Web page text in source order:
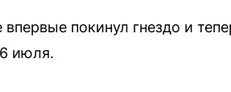
покинул гнездо и
июля.